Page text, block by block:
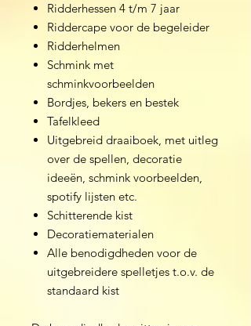
Ridderhessen 4 t/m 7 jaar
Riddercape voor de begeleider
Ridderhelmen
Schmink met
schminkvoorbeelden
Bordjes, bekers en bestek
Tafelkleed
Uitgebreid draaiboek, met uitleg
over de spellen, decoratie
ideeën, schmink voorbeelden,
spotify lijsten etc.
Schitterende kist
Decoratiematerialen
Alle benodigdheden voor de
uitgebreidere spelletjes t.o.v. de
standaard kist